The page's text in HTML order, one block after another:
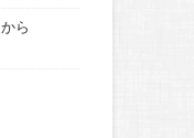
ら